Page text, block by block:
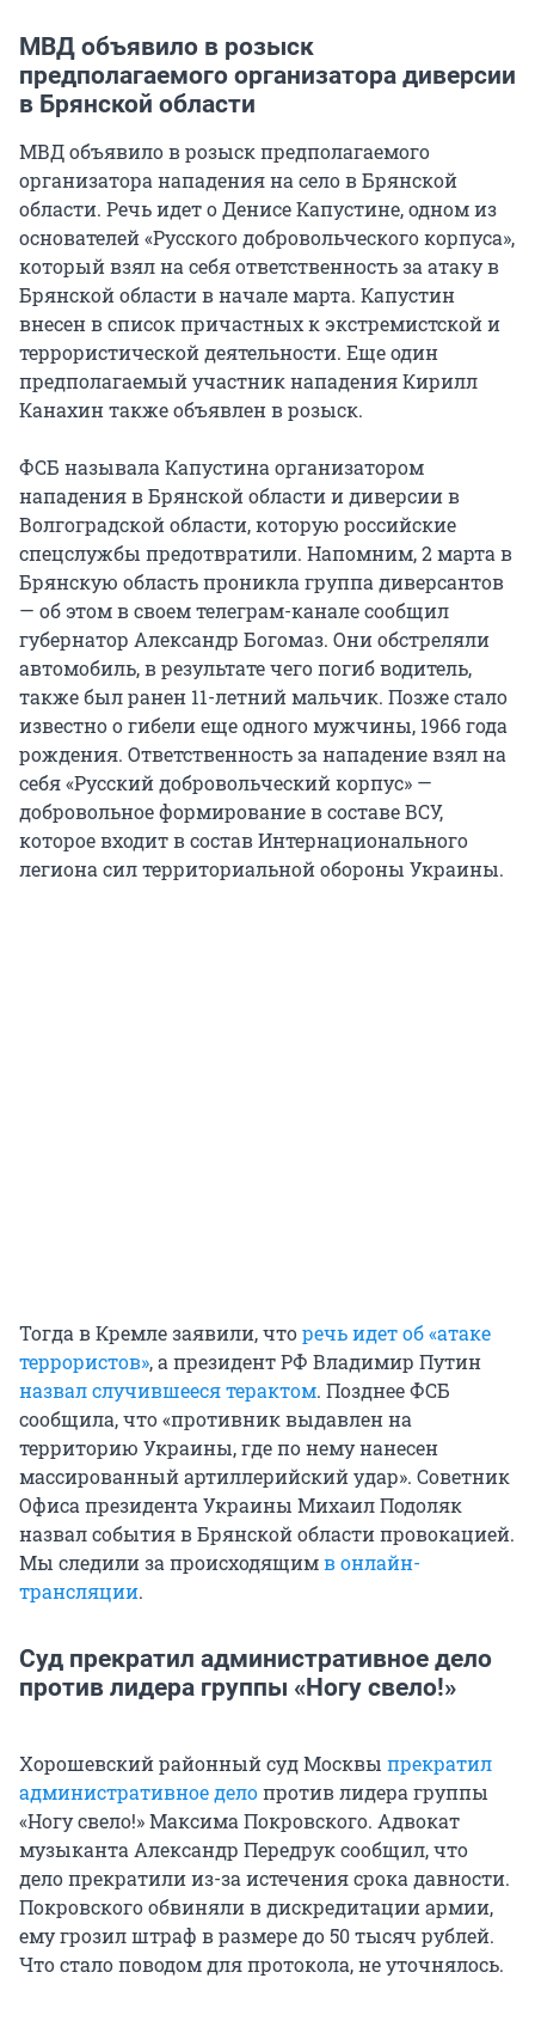
МВД объявило в розыск
предполагаемого организатора диверсии
в Брянской области
МВД объявило в розыск предполагаемого
организатора нападения на село в Брянской
области. Речь идет о Денисе Капустине, одном из
основателей «Русского добровольческого корпуса»,
который взял на себя ответственность за атаку в
Брянской области в начале марта. Капустин
внесен в список причастных к экстремистской и
террористической деятельности. Еще один
предполагаемый участник нападения Кирилл
Канахин также объявлен в розыск.
ФСБ называла Капустина организатором
нападения в Брянской области и диверсии в
Волгоградской области, которую российские
спецслужбы предотвратили. Напомним, 2 марта в
Брянскую область проникла группа диверсантов
— об этом в своем телеграм-канале сообщил
губернатор Александр Богомаз. Они обстреляли
автомобиль, в результате чего погиб водитель,
также был ранен 11-летний мальчик. Позже стало
известно о гибели еще одного мужчины, 1966 года
рождения. Ответственность за нападение взял на
себя «Русский добровольческий корпус» —
добровольное формирование в составе ВСУ,
которое входит в состав Интернационального
легиона сил территориальной обороны Украины.
Тогда в Кремле заявили, чторечь идет об «атаке
террористов», а президент РФ Владимир Путин
назвал случившееся терактом. Позднее ФСБ
сообщила, что «противник выдавлен на
территорию Украины, где по нему нанесен
массированный артиллерийский удар». Советник
Офиса президента Украины Михаил Подоляк
назвал события в Брянской области провокацией.
Мы следили за происходящимв онлайн-
трансляции.
Суд прекратил административное дело
против лидера группы «Ногу свело!»
Хорошевский районный суд Москвы прекратил
административное делопротив лидера группы
«Ногу свело!» Максима Покровского. Адвокат
музыканта Александр Передрук сообщил, что
дело прекратили из-за истечения срока давности.
Покровского обвиняли в дискредитации армии,
ему грозил штраф в размере до 50 тысяч рублей.
Что стало поводом для протокола, не уточнялось.